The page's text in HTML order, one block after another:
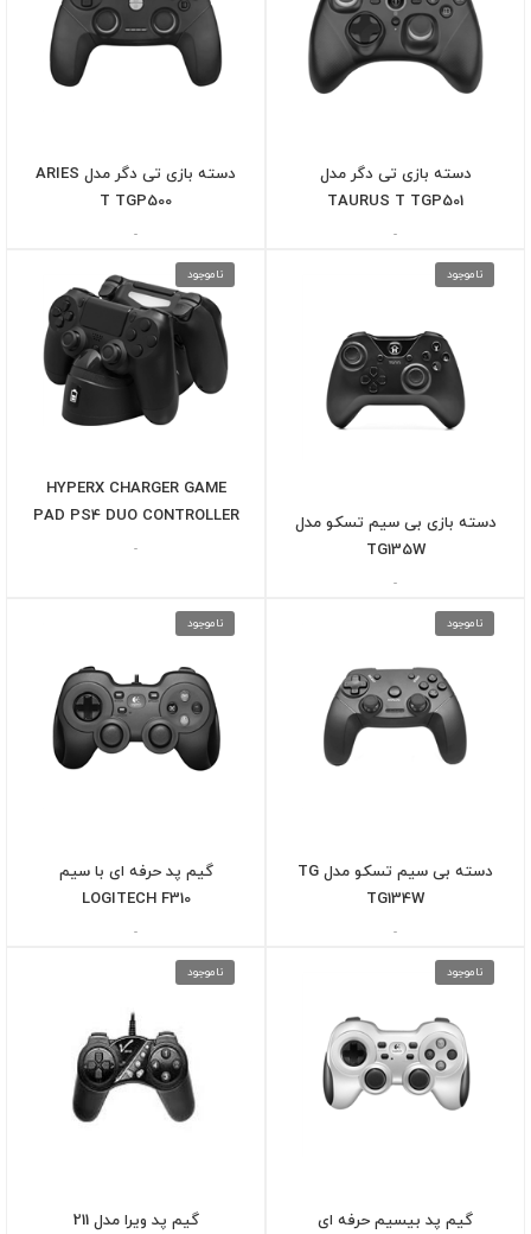
دسته بازی تی دگر مدل
TAURUS T TGP501
-
دسته بازی تی دگر مدل ARIES
T TGP500
-
ناموجود
دسته بازی بی سیم تسکو مدل
TG135W
-
ناموجود
HYPERX CHARGER GAME
PAD PS4 DUO CONTROLLER
-
ناموجود
دسته بی سیم تسکو مدل TG
TG134W
-
ناموجود
گیم پد حرفه ای با سیم
LOGITECH F310
-
ناموجود
گیم پد بیسیم حرفه ای
ناموجود
گیم پد ویرا مدل 211